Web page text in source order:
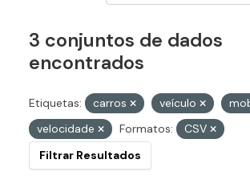
3 conjuntos de dados
encontrados
Etiquetas: carros veículo
velocidade
Formatos:
CSV
Filtrar Resultados